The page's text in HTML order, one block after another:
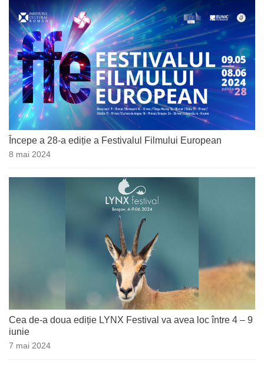
Începe a 28-a ediție a Festivalul Filmului European
8 mai 2024
Cea de-a doua ediție LYNX Festival va avea loc între 4 – 9
iunie
7 mai 2024